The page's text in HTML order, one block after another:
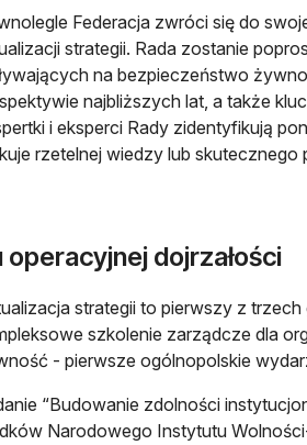
Federacja zwróci się do
strategii. Rada zostanie
na bezpieczeństwo
najbliższych lat, a także
i eksperci Rady zidentyfikują
rzetelnej wiedzy lub skutecznego
operacyjnej dojrzałości
strategii to pierwszy z trzech
szkolenie zarządcze dla
- pierwsze ogólnopolskie
“Budowanie zdolności
Narodowego Instytutu